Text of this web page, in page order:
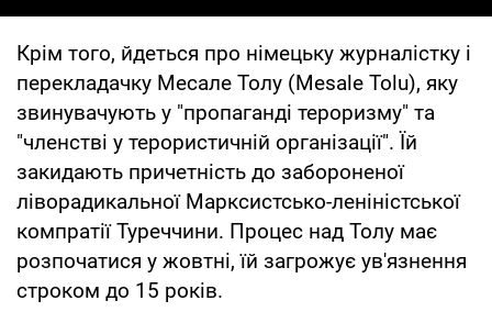
Крім того, йдеться про німецьку журналістку і
перекладачку Месале Толу (Mesale Tolu), яку
звинувачують у "пропаганді тероризму" та
"членстві у терористичній організації". Їй
закидають причетність до забороненої
ліворадикальної Марксистсько-леніністської
компратії Туреччини. Процес над Толу має
розпочатися у жовтні, їй загрожує ув'язнення
строком до 15 років.